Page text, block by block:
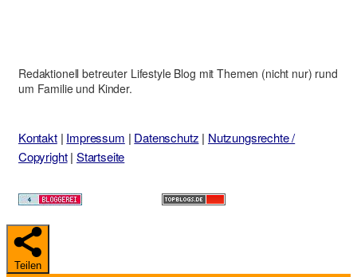
Redaktionell betreuter Lifestyle Blog mit Themen (nicht nur) rund
um Familie und Kinder.
Kontakt| Impressum | Datenschutz | Nutzungsrechte /
Copyright| Startseite
Teilen